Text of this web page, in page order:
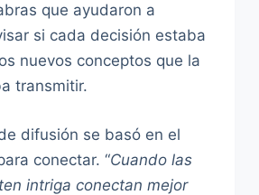
que ayudaron a
si cada decisión estaba
nuevos conceptos que la
transmitir.
difusión se basó en el
conectar. “Cuando las
intriga conectan mejor